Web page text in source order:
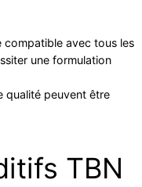
compatible avec tous les
une formulation
qualité peuvent être
TBN